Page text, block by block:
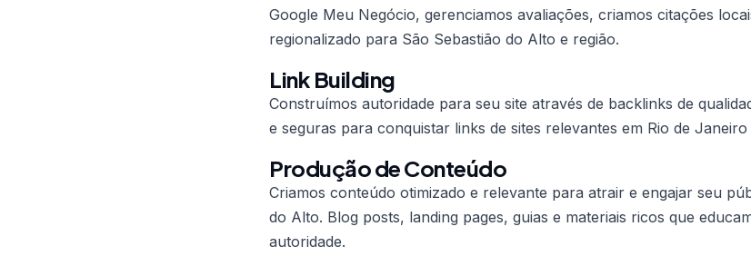
Google Meu Negócio, gerenciamos avaliações, criamos citações
regionalizado para São Sebastião do Alto e região.
Link Building
Construímos autoridade para seu site através de backlinks de
e seguras para conquistar links de sites relevantes em Rio de
Produção de Conteúdo
Criamos conteúdo otimizado e relevante para atrair e engajar seu
do Alto. Blog posts, landing pages, guias e materiais ricos que
autoridade.